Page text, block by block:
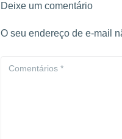
Deixe um comentário
O seu endereço de e-mail